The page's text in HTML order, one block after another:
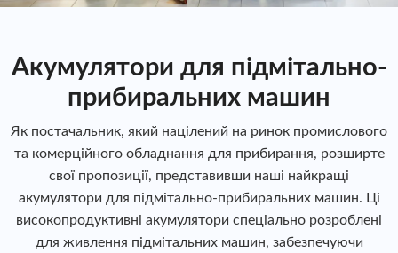
Акумулятори для підмітально-
прибиральних машин
Як постачальник, який націлений на ринок промислового
та комерційного обладнання для прибирання, розширте
свої пропозиції, представивши наші найкращі
акумулятори для підмітально-прибиральних машин. Ці
високопродуктивні акумулятори спеціально розроблені
для живлення підмітальних машин, забезпечуючи